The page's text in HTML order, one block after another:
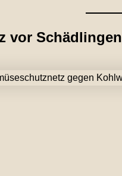
vor Schädlingen